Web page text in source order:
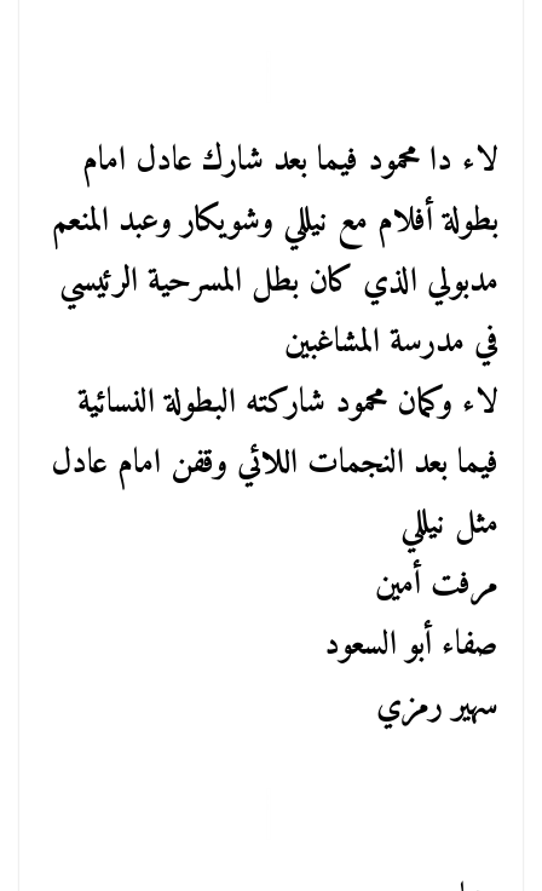
لاء دا محمود فيما بعد شارك عادل امام
بطولة أفلام مع نيللي وشويكار وعبد المنعم
مدبولي الذي كان بطل المسرحية الرئيسي
في مدرسة المشاغبين
لاء وكمان محمود شاركته البطولة النسائية
فيما بعد النجمات اللائي وقفن امام عادل
مثل نيللي
مرفت أمين
صفاء أبو السعود
سهير رمزي